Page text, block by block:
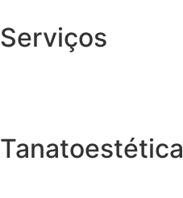
Serviços
Tanatoestética